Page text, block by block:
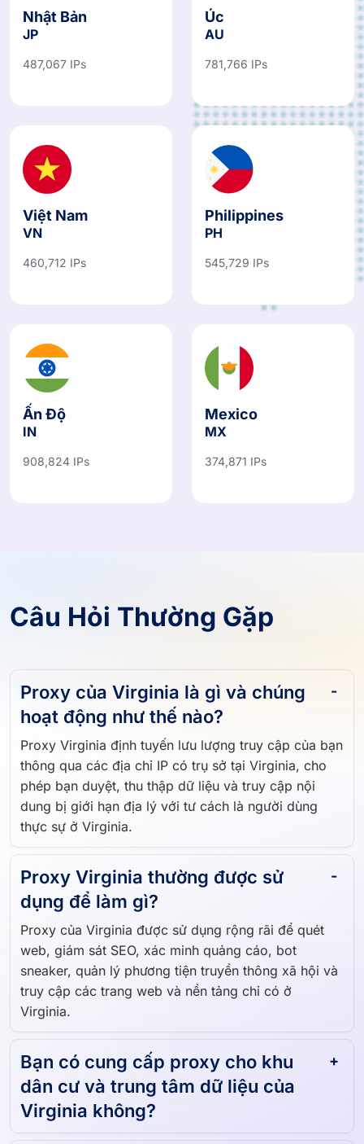
Nhật Bản
JP
487,067 IPs
Úc
AU
781,766 IPs
Việt Nam
VN
460,712 IPs
Philippines
PH
545,729 IPs
Ấn Độ
IN
908,824 IPs
Mexico
MX
374,871 IPs
Câu Hỏi Thường Gặp
Proxy của Virginia là gì và chúng
hoạt động như thế nào?
Proxy Virginia định tuyến lưu lượng truy cập của bạn
thông qua các địa chỉ IP có trụ sở tại Virginia, cho
phép bạn duyệt, thu thập dữ liệu và truy cập nội
dung bị giới hạn địa lý với tư cách là người dùng
thực sự ở Virginia.
Proxy Virginia thường được sử
dụng để làm gì?
Proxy của Virginia được sử dụng rộng rãi để quét
web, giám sát SEO, xác minh quảng cáo, bot
sneaker, quản lý phương tiện truyền thông xã hội và
truy cập các trang web và nền tảng chỉ có ở
Virginia.
Bạn có cung cấp proxy cho khu
dân cư và trung tâm dữ liệu của
Virginia không?